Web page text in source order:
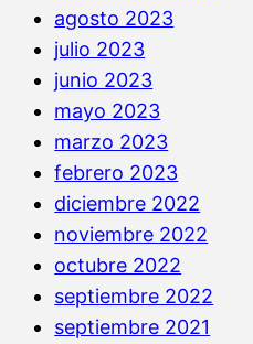
agosto 2023
julio 2023
junio 2023
mayo 2023
marzo 2023
febrero 2023
diciembre 2022
noviembre 2022
octubre 2022
septiembre 2022
septiembre 2021